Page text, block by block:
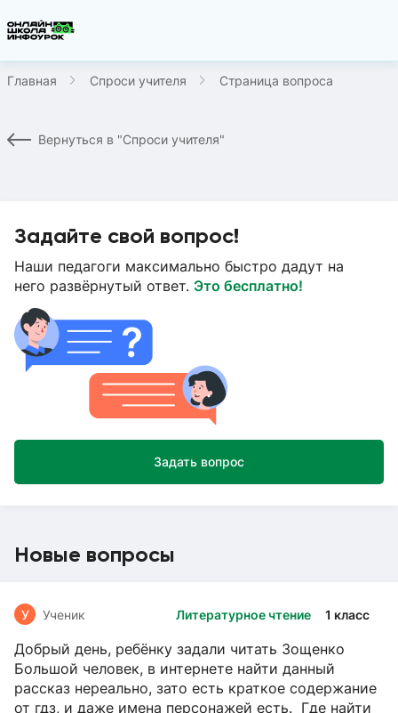
Главная Спроси учителя Страница вопроса
Вернуться в "Спроси учителя"
Задайте свой вопрос!
Наши педагоги максимально быстро дадут на
него развёрнутый ответ. Это бесплатно!
Задать вопрос
Новые вопросы
Литературное чтение 1 класс
У Ученик
Добрый день, ребёнку задали читать Зощенко
Большой человек, в интернете найти данный
рассказ нереально, зато есть краткое содержание
от гдз, и даже имена персонажей есть. Где найти